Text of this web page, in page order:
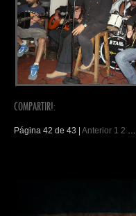
COMPARTIR!:
Página 42 de 43 | Anterior 1 2 …